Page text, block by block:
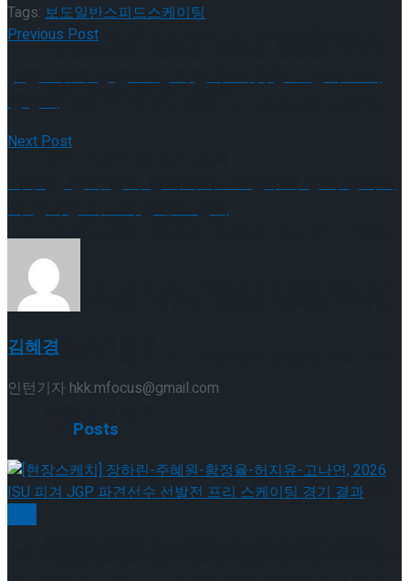
고나연, 2026 ISU 피겨 JGP 파견선수 선발전
프리 스케이팅 경기 결과
[현장스케치] 이규리-전효은-김지유-박하영,
2026 ISU 피겨 JGP 파견선수 선발전 프리 스케
이팅 경기 결과
[현장스케치] 김민송-문지원-정수빈-이효원-
[현장스케치] 장하린-주혜원-황정율-허지유-
고나연, 2026 ISU 피겨 JGP 파견선수 선발전
[현장스케치] 이규리-전효은-김지유-박하영,
2026 ISU 피겨 JGP 파견선수 선발전 프리 스케
Tags: 보도일반스피드스케이팅
Previous Post
Next Post
옥주현, 한국 넘어 중국까지…29일부터 중국 상하이
서 팬미팅∙마스터클래스 참여
김혜경
인턴기자 hkk.mfocus@gmail.com
Posts